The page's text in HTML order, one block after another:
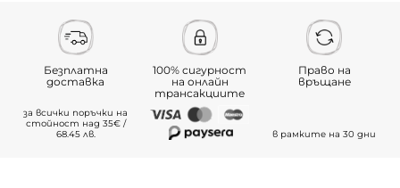
Безплатна
доставка
за всички поръчки на
стойност над 35€ /
68.45 лв.
100% сигурност
на онлайн
трансакциите
Право на
връщане
в рамките на 30 дни